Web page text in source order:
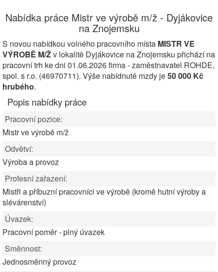
Nabídka práce Mistr ve výrobě m/ž - Dyjákovice
na Znojemsku
S novou nabídkou volného pracovního místa MISTR VE
VÝROBĚ M/Žv lokalitě Dyjákovice na Znojemsku přichází na
pracovní trh ke dni 01.06.2026 firma - zaměstnavatel ROHDE,
spol. s r.o. (46970711). Výše nabídnuté mzdy je50 000 Kč
hrubého.
Popis nabídky práce
Pracovní pozice:
Mistr ve výrobě m/ž
Odvětví:
Výroba a provoz
Profesní zařazení:
Mistři a příbuzní pracovníci ve výrobě (kromě hutní výroby a
slévárenství)
Úvazek:
Pracovní poměr - plný úvazek
Směnnost:
Jednosměnný provoz